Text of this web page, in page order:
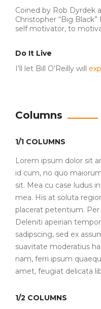
Coined by Rob Dyrdek
Christopher “Big Black”
self motivator, to
Do It Live
I’ll let Bill O’Reilly will
Columns
1/1 COLUMNS
Lorem ipsum dolor sit
id cum, no quo
sit. Mea cu case ludus
mea. His at soluta
placerat petentium.
Deleniti apeirian
sadipscing, sed ex
suavitate moderatius
nam, ferri ipsum
amet, feugiat delicata
1/2 COLUMNS